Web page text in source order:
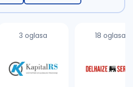
3 oglasa 18 oglasa